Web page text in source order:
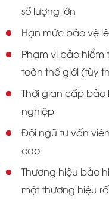
số lượng lớn
Hạn mức bảo vệ
Phạm vi bảo hiểm
toàn thế giới (tùy
Thời gian cấp
nghiệp
Đội ngũ tư vấn
cao
Thương hiệu bảo
một thương hiệu